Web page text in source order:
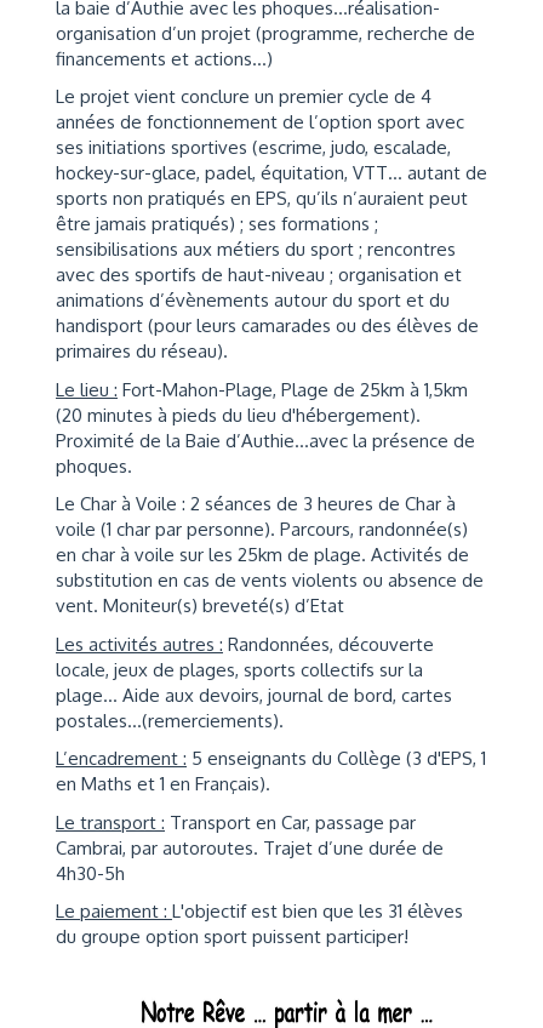
la baie d’Authie avec les phoques…réalisation-
organisation d’un projet (programme, recherche de
financements et actions…)
Le projet vient conclure un premier cycle de 4
années de fonctionnement de l’option sport avec
ses initiations sportives (escrime, judo, escalade,
hockey-sur-glace, padel, équitation, VTT… autant de
sports non pratiqués en EPS, qu’ils n’auraient peut
être jamais pratiqués) ; ses formations ;
sensibilisations aux métiers du sport ; rencontres
avec des sportifs de haut-niveau ; organisation et
animations d’évènements autour du sport et du
handisport (pour leurs camarades ou des élèves de
primaires du réseau).
Le lieu : Fort-Mahon-Plage, Plage de 25km à 1,5km
(20 minutes à pieds du lieu d'hébergement).
Proximité de la Baie d’Authie…avec la présence de
phoques.
Le Char à Voile : 2 séances de 3 heures de Char à
voile (1 char par personne). Parcours, randonnée(s)
en char à voile sur les 25km de plage. Activités de
substitution en cas de vents violents ou absence de
vent. Moniteur(s) breveté(s) d’Etat
Les activités autres : Randonnées, découverte
locale, jeux de plages, sports collectifs sur la
plage… Aide aux devoirs, journal de bord, cartes
postales…(remerciements).
L’encadrement : 5 enseignants du Collège (3 d'EPS, 1
en Maths et 1 en Français).
Le transport : Transport en Car, passage par
Cambrai, par autoroutes. Trajet d’une durée de
4h30-5h
Le paiement : L'objectif est bien que les 31 élèves
du groupe option sport puissent participer!